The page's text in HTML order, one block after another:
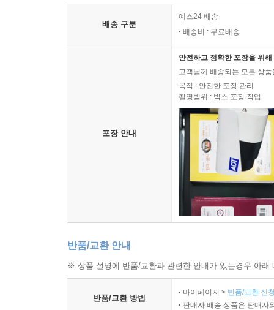
배송 구분
예스24 배송
배송비 : 무료배송
포장 안내
안전하고 정확한 포장을 위
고객님께 배송되는 모든 상
목적 : 안전한 포장 관리
촬영범위 : 박스 포장 작업
반품/교환 안내
※ 상품 설명에 반품/교환과 관련한 안내가 있는경우 아
반품/교환 방법
마이페이지 > 반품/교환 신
판매자 배송 상품은 판매자